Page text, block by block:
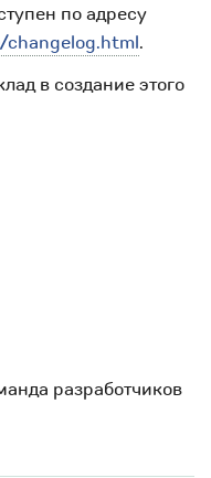
по адресу
.
в создание этого
разработчиков